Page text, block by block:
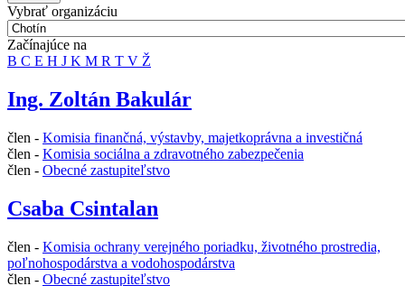
Vybrať organizáciu
Začínajúce na
B C E H J K M R T V Ž
Ing. Zoltán Bakulár
člen - Komisia finančná, výstavby, majetkoprávna a investičná
člen - Komisia sociálna a zdravotného zabezpečenia
člen - Obecné zastupiteľstvo
Csaba Csintalan
člen - Komisia ochrany verejného poriadku, životného prostredia,
poľnohospodárstva a vodohospodárstva
člen - Obecné zastupiteľstvo